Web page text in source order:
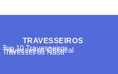
TRAVESSEIROS
Top 10 Travesseiros
Travesseiros Cervical
Travesseiros Nasa